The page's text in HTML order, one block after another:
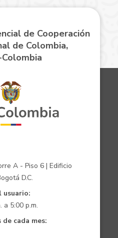
de Cooperación
de Colombia,
Colombia
A - Piso 6 | Edificio
D.C.
usuario:
a 5:00 p.m.
cada mes: